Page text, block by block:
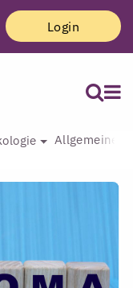
Login
Allgemeine